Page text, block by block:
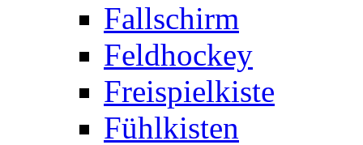
Fallschirm
Feldhockey
Freispielkiste
Fühlkisten